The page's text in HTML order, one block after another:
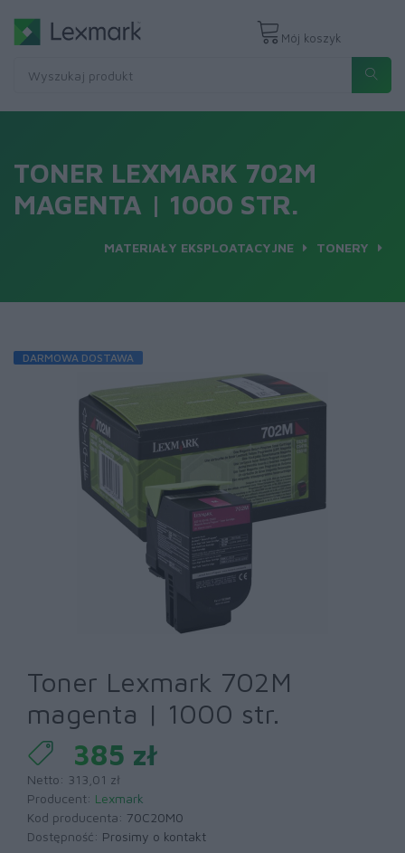
Mój koszyk
TONER LEXMARK 702M
MAGENTA | 1000 STR.
MATERIAŁY EKSPLOATACYJNE TONERY
DARMOWA DOSTAWA
Toner Lexmark 702M
magenta | 1000 str.
385 zł
Netto: 313,01 zł
Producent: Lexmark
Kod producenta: 70C20M0
Dostępność: Prosimy o kontakt